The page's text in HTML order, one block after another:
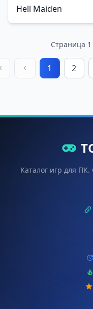
Hell Maiden
Страница 1
1 2
Каталог игр для